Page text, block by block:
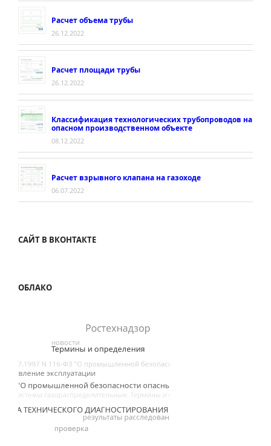
Расчет объема трубы
26.12.2022
Расчет площади трубы
26.12.2022
Классификация технологических трубопроводов на
опасном производственном объекте
08.12.2022
Расчет взрывного клапана на газоходе
06.07.2022
САЙТ В ВКОНТАКТЕ
ОБЛАКО